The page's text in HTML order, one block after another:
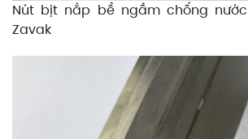
Nút bịt nắp bể ngầm chống
Zavak